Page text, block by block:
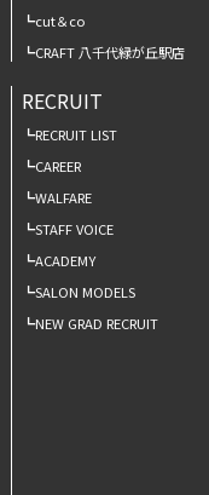
cut＆co
CRAFT 八千代緑が丘駅店
RECRUIT
RECRUIT LIST
CAREER
WALFARE
STAFF VOICE
ACADEMY
SALON MODELS
NEW GRAD RECRUIT